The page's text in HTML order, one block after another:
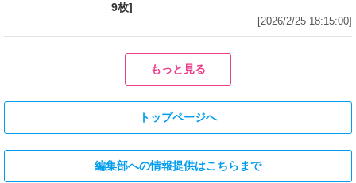
9枚]
[2026/2/25 18:15:00]
もっと見る
トップページへ
編集部への情報提供はこちらまで